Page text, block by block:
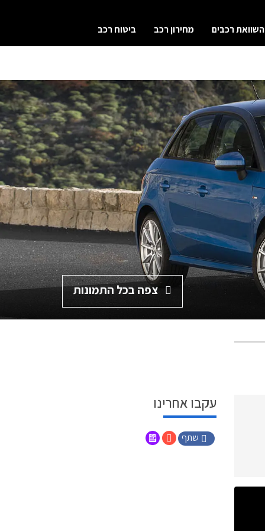
השוואת רכבים מחירון רכב ביטוח רכב
צפה בכל התמונות
עקבו אחרינו
שתף